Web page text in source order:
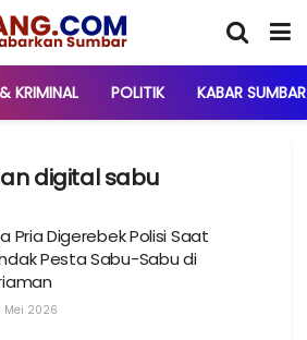
KRIMINAL POLITIK KABAR SUMBAR
digital sabu
Pria Digerebek Polisi Saat
Pesta Sabu-Sabu di
Mei 2026